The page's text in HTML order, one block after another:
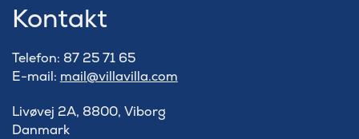
Kontakt
Telefon: 87 25 71 65
E-mail: mail@villavilla.com
Livøvej 2A, 8800, Viborg
Danmark